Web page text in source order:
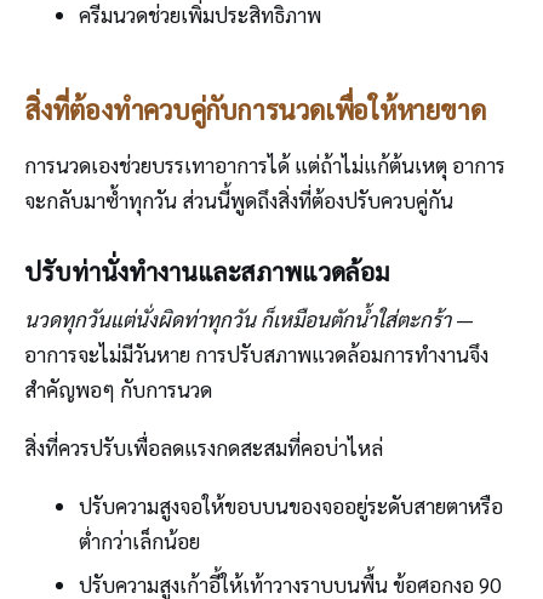
ครีมนวดช่วยเพิ่มประสิทธิภาพ
สิ่งที่ต้องทำควบคู่กับการนวดเพื่อให้หายขาด
การนวดเองช่วยบรรเทาอาการได้ แต่ถ้าไม่แก้ต้นเหตุ อาการ
จะกลับมาซ้ำทุกวัน ส่วนนี้พูดถึงสิ่งที่ต้องปรับควบคู่กัน
ปรับท่านั่งทำงานและสภาพแวดล้อม
นวดทุกวันแต่นั่งผิดท่าทุกวัน ก็เหมือนตักน้ำใส่ตะกร้า—
อาการจะไม่มีวันหาย การปรับสภาพแวดล้อมการทำงานจึง
สำคัญพอๆ กับการนวด
สิ่งที่ควรปรับเพื่อลดแรงกดสะสมที่คอบ่าไหล่
ปรับความสูงจอให้ขอบบนของจออยู่ระดับสายตาหรือ
ต่ำกว่าเล็กน้อย
ปรับความสูงเก้าอี้ให้เท้าวางราบบนพื้น ข้อศอกงอ 90